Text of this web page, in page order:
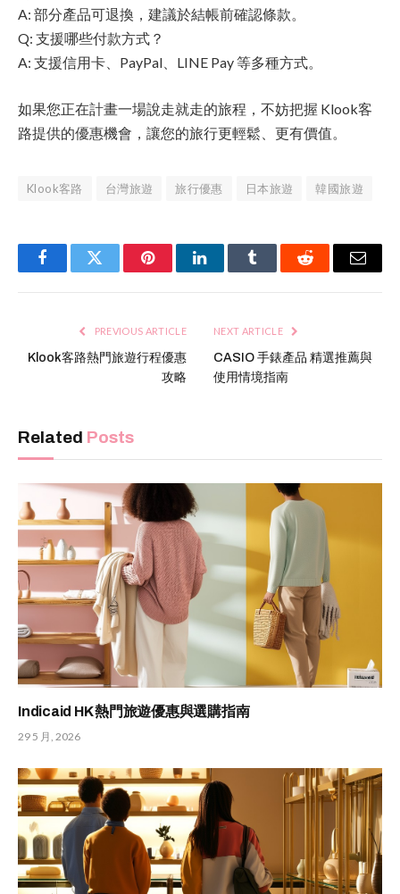
A: 部分產品可退換，建議於結帳前確認條款。
Q: 支援哪些付款方式？
A: 支援信用卡、PayPal、LINE Pay 等多種方式。
如果您正在計畫一場說走就走的旅程，不妨把握 Klook客
路提供的優惠機會，讓您的旅行更輕鬆、更有價值。
Klook客路 台灣旅遊 旅行優惠 日本旅遊 韓國旅遊
FacebookTwitter PinterestLinkedInTumblr Reddit Email
PREVIOUS ARTICLE
Klook客路熱門旅遊行程優惠
攻略
NEXT ARTICLE
CASIO 手錶產品 精選推薦與
使用情境指南
Related Posts
Indicaid HK 熱門旅遊優惠與選購指南
29 5 月, 2026